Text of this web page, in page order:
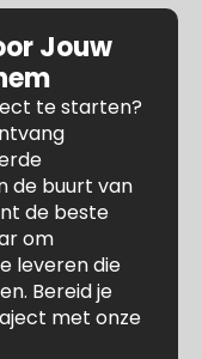
Jouw
te starten?
de buurt van
de beste
om
leveren die
Bereid je
met onze